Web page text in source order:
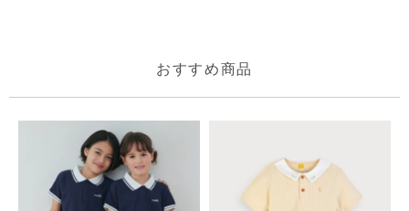
おすすめ商品